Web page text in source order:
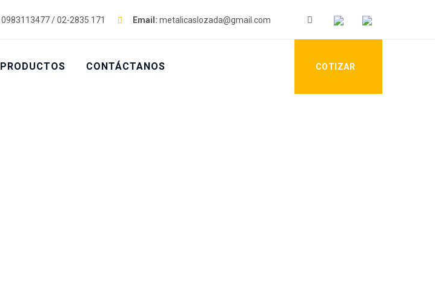
0983113477 / 02-2835 171 Email: metalicaslozada@gmail.com
PRODUCTOS CONTÁCTANOS COTIZAR